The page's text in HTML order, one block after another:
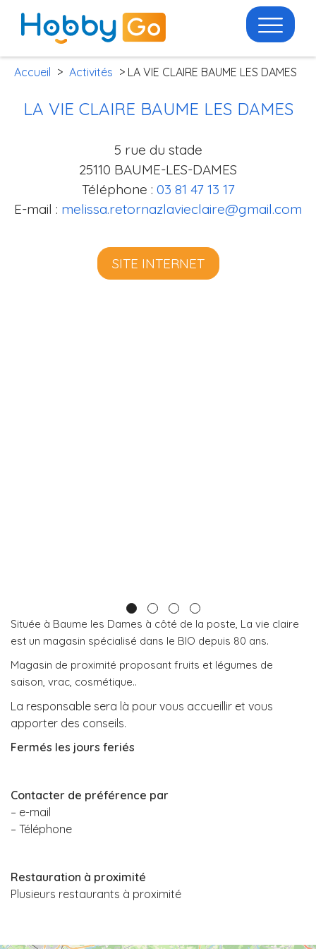
Accueil > Activités > LA VIE CLAIRE BAUME LES DAMES
LA VIE CLAIRE BAUME LES DAMES
5 rue du stade
25110 BAUME-LES-DAMES
Téléphone : 03 81 47 13 17
E-mail : melissa.retornazlavieclaire@gmail.com
SITE INTERNET
Située à Baume les Dames à côté de la poste, La vie claire
est un magasin spécialisé dans le BIO depuis 80 ans.
Magasin de proximité proposant fruits et légumes de
saison, vrac, cosmétique..
La responsable sera là pour vous accueillir et vous
apporter des conseils.
Fermés les jours feriés
Contacter de préférence par
– e-mail
– Téléphone
Restauration à proximité
Plusieurs restaurants à proximité